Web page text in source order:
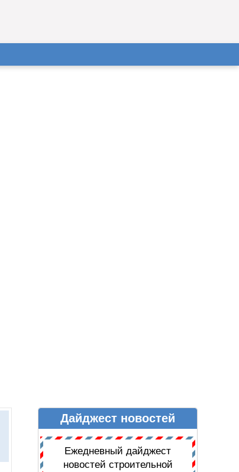
ДАЙДЖЕСТ НОВОСТЕЙДайджест новостей
Ежедневный дайджест
новостей строительной